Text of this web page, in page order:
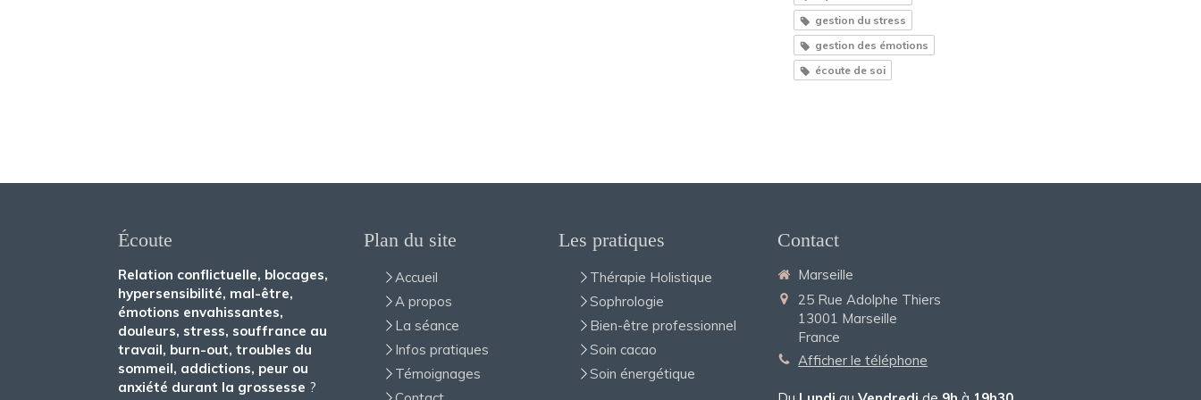
gestion du stress
gestion des émotions
écoute de soi
Écoute
Relation conflictuelle, blocages,
hypersensibilité, mal-être,
émotions envahissantes,
douleurs, stress, souffrance au
travail, burn-out, troubles du
sommeil, addictions, peur ou
anxiété durant la grossesse ?
Plan du site
Accueil
A propos
La séance
Infos pratiques
Témoignages
Les pratiques
Thérapie Holistique
Sophrologie
Bien-être professionnel
Soin cacao
Soin énergétique
Contact
Marseille
25 Rue Adolphe Thiers
13001 Marseille
France
Afficher le téléphone